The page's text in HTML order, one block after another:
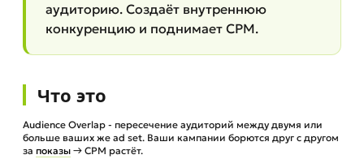
аудиторию. Создаёт внутреннюю
конкуренцию и поднимает CPM.
Что это
Audience Overlap - пересечение аудиторий между двумя или
больше ваших же ad set. Ваши кампании борются друг с другом
за показы → CPM растёт.